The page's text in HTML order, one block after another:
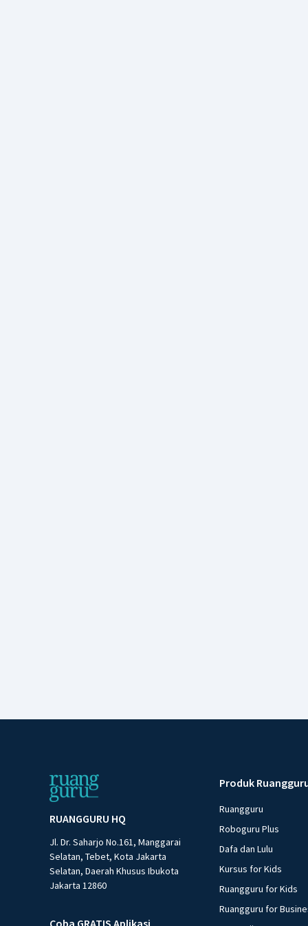
RUANGGURU HQ
Jl. Dr. Saharjo No.161, Manggarai
Selatan, Tebet, Kota Jakarta
Selatan, Daerah Khusus Ibukota
Jakarta 12860
Coba GRATIS Aplikasi
Produk
Ruangguru
Roboguru Plus
Dafa dan Lulu
Kursus for Kids
Ruangguru for Kids
Ruangguru for